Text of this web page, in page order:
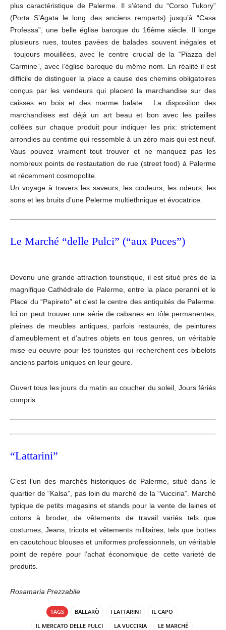
plus caractéristique de Palerme. Il s’étend du “Corso Tukory”
(Porta S’Agata le long des anciens remparts) jusqu’à “Casa
Professa”, une belle église baroque du 16ème siècle. Il longe
plusieurs rues, toutes pavées de balades souvent inégales et
toujours mouillées, avec le centre crucial de la “Piazza del
Carmine”, avec l’église baroque du même nom. En réalité il est
difficile de distinguer la place a cause des chemins obligatoires
conçus par les vendeurs qui placent la marchandise sur des
caisses en bois et des marme balate. La disposition des
marchandises est déjà un art beau et bon avec les pailles
collées sur chaque produit pour indiquer les prix: strictement
arrondies au centime qui ressemble à un zèro mais qui est neuf.
Vaus pouvez vraiment tout trouver et ne manquez pas les
nombreux points de restautation de rue (street food) à Palerme
et récemment cosmopolite.
Un voyage à travers les saveurs, les couleurs, les odeurs, les
sons et les bruits d’une Pelerme multiethnique et évocatrice.
Le Marché “delle Pulci” (“aux Puces”)
Devenu une grande attraction touristique, il est situé près de la
magnifique Cathédrale de Palerme, entre la place peranni et le
Place du “Papireto” et c’est le centre des antiquités de Palerme.
Ici on peut trouver une série de cabanes en tôle permanentes,
pleines de meubles antiques, parfois restaurés, de peintures
d’ameublement et d’autres objets en tous genres, un véritable
mise eu oeuvre pour les touristes qui recherchent ces bibelots
anciens parfois uniques en leur geure.
Ouvert tous les jours du matin au coucher du soleil, Jours fériés
compris.
“Lattarini”
C’est l’un des marchés historiques de Palerme, situé dans le
quartier de “Kalsa”, pas loin du marché de la “Vucciria”. Marché
typique de petits magasins et stands pour la vente de laines et
cotons à broder, de vêtements de travail variés tels que
costumes, Jeans, tricots et vêtements militaires, tels que bottes
en caoutchouc blouses et uniformes professionnels, un véritable
point de repère pour l’achat économique de cette varieté de
produits.
Rosamaria Prezzabile
TAGS BALLARÒ I LATTARINI
IL CAPO
IL MERCATO DELLE PULCI
LA VUCCIRIA
LE MARCHÉ